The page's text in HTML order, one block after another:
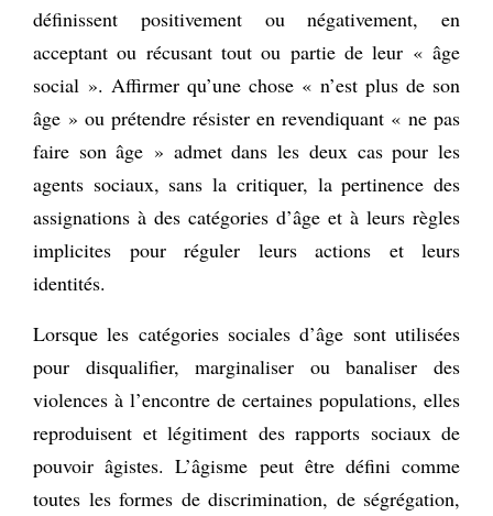
définissent positivement ou négativement, en
acceptant ou récusant tout ou partie de leur « âge
social ». Affirmer qu’une chose « n’est plus de son
âge » ou prétendre résister en revendiquant « ne pas
faire son âge » admet dans les deux cas pour les
agents sociaux, sans la critiquer, la pertinence des
assignations à des catégories d’âge et à leurs règles
implicites pour réguler leurs actions et leurs
identités.
Lorsque les catégories sociales d’âge sont utilisées
pour disqualifier, marginaliser ou banaliser des
violences à l’encontre de certaines populations, elles
reproduisent et légitiment des rapports sociaux de
pouvoir âgistes. L’âgisme peut être défini comme
toutes les formes de discrimination, de ségrégation,